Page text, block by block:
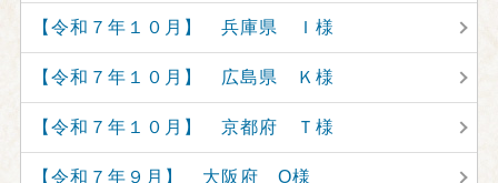
【令和７年１０月】 兵庫県 Ｉ様
【令和７年１０月】 広島県 Ｋ様
【令和７年１０月】 京都府 Ｔ様
【令和７年９月】 大阪府 O様